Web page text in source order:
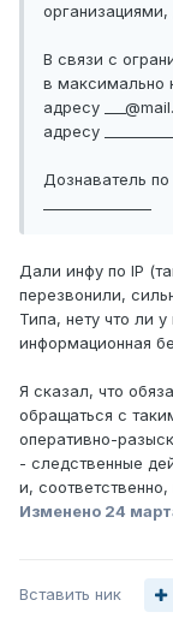
В связи с
в максимально
адресу
адресу
Дознаватель
Дали инфу по IP
перезвонили,
Типа, нету что ли
информационная
Я сказал, что
обращаться с
оперативно-
- следственные
и,
Изменено 24
Вставить ник